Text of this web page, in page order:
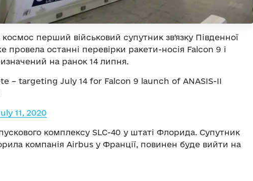
перший військовий супутник звʼязку Південної
провела останні перевірки ракети-носія Falcon 9 і
на ранок 14 липня.
– targeting July 14 for Falcon 9 launch of ANASIS-II
11, 2020
комплексу SLC-40 у штаті Флорида. Супутник
компанія Airbus у Франції, повинен буде вийти на